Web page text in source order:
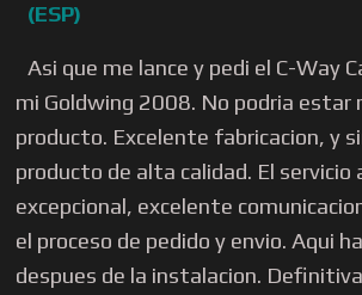
(ESP)
Asi que me lance y pedi el C-Way
mi Goldwing 2008. No podria estar
producto. Excelente fabricacion, y
producto de alta calidad. El servicio
excepcional, excelente
el proceso de pedido y envio. Aqui
despues de la instalacion.